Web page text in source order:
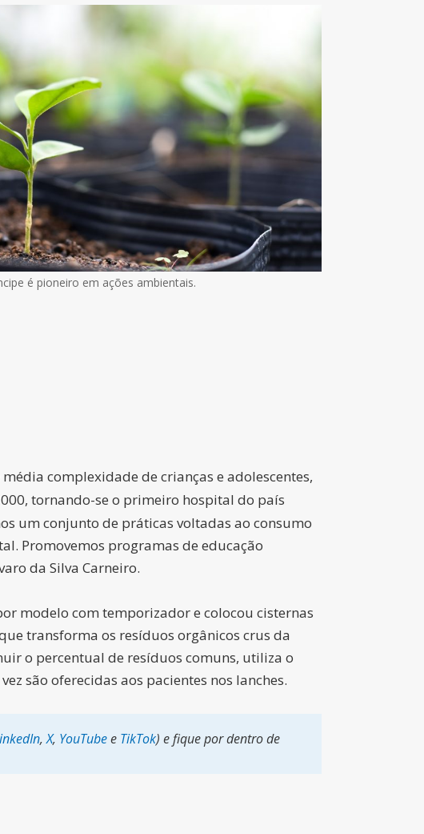
é pioneiro em ações ambientais.
complexidade de crianças e adolescentes,
tornando-se o primeiro hospital do país
um conjunto de práticas voltadas ao consumo
Promovemos programas de educação
da Silva Carneiro.
modelo com temporizador e colocou cisternas
transforma os resíduos orgânicos crus da
o percentual de resíduos comuns, utiliza o
são oferecidas aos pacientes nos lanches.
,X, YouTubee TikTok) e fique por dentro de